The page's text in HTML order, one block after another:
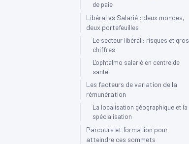
de paie
Libéral vs Salarié : deux mondes,
deux portefeuilles
Le secteur libéral : risques et gros
chiffres
L'ophtalmo salarié en centre de
santé
Les facteurs de variation de la
rémunération
La localisation géographique et la
spécialisation
Parcours et formation pour
atteindre ces sommets